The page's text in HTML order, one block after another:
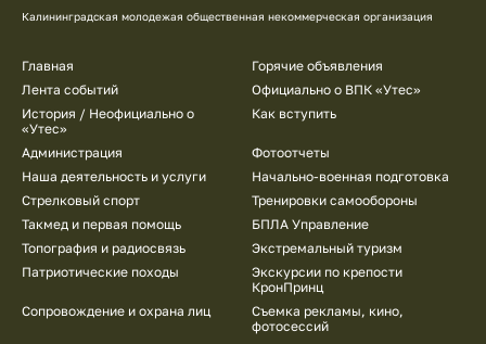
Калининградская молодежая общественная некоммерческая организация
Подвал
Главная
Горячие объявления
Лента событий
Официально о ВПК «Утес»
История / Неофициально о
«Утес»
Как вступить
Администрация
Фотоотчеты
Наша деятельность и услуги
Начально-военная подготовка
Стрелковый спорт
Тренировки самообороны
Такмед и первая помощь
БПЛА Управление
Топография и радиосвязь
Экстремальный туризм
Патриотические походы
Экскурсии по крепости
КронПринц
Сопровождение и охрана лиц
Съемка рекламы, кино,
фотосессий